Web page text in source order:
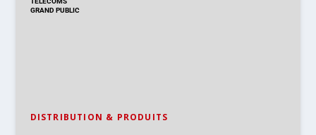
GRAND PUBLIC
DISTRIBUTION & PRODUITS